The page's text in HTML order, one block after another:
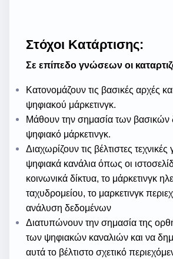
Στόχοι Κατάρτισης:
Σε επίπεδο γνώσεων οι
Κατονομάζουν τις βασικές αρχές
ψηφιακού μάρκετινγκ.
Μάθουν την σημασία των βασικών
ψηφιακό μάρκετινγκ.
Διαχωρίζουν τις βέλτιστες
ψηφιακά κανάλια όπως οι
κοινωνικά δίκτυα, το μάρκετινγκ
ταχυδρομείου, το μαρκετινγκ
ανάλυση δεδομένων
Διατυπώνουν την σημασία της
των ψηφιακών καναλιών και να
αυτά το βέλτιστο σχετικό